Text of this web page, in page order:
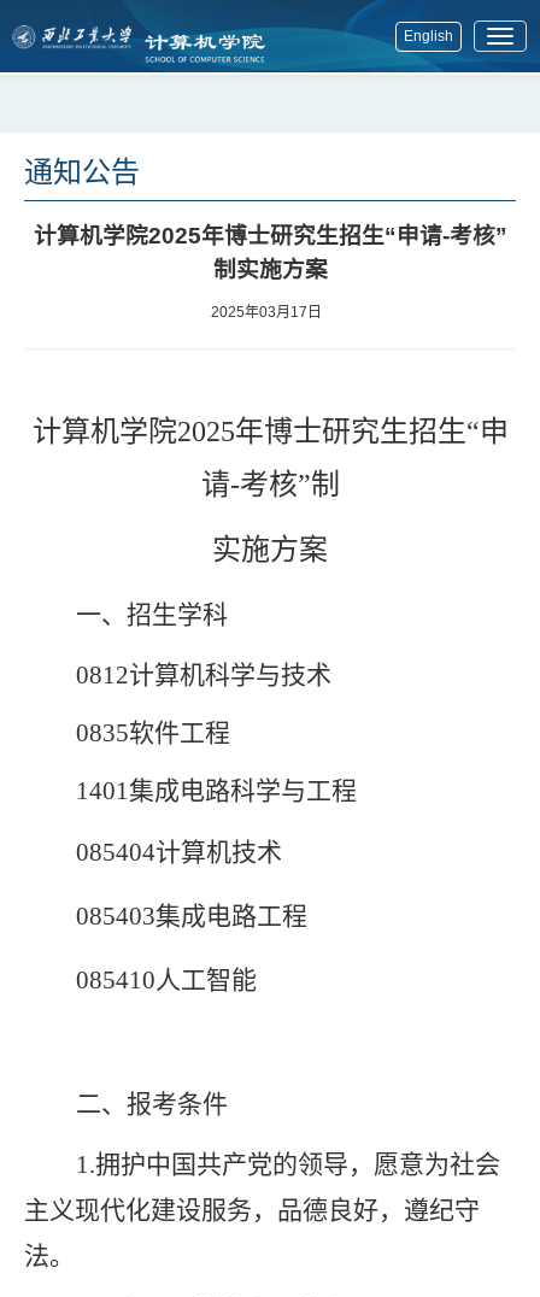
English
展
通知公告
计算机学院2025年博士研究生招生“申请-考核”
制实施方案
2025年03月17日
计算机学院2025年博士研究生招生“申
请-考核”制
实施方案
一、 招生学科
0812计算机科学与技术
0835软件工程
1401集成电路科学与工程
085404计算机技术
085403集成电路工程
085410人工智能
二、 报考条件
1.拥护中国共产党的领导，愿意为社会
主义现代化建设服务，品德良好，遵纪守
法。